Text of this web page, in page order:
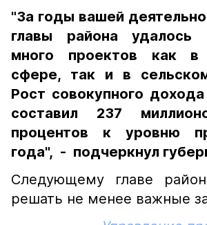
"За годы вашей
главы района удалось
много проектов как в
сфере, так и в
Рост совокупного
составил 237
процентов к уровню
года", - подчеркнул
Следующему главе
решать не менее важные